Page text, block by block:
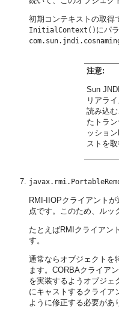
初期コンテキストの取得
InitialContext() にパ
注意:
Sun
リアラ
読み込
たトラ
ッショ
ストを取
RMI-IIOPクライアント
点です。このため、ルッ
たとえばRMIクライアン
す。
通常ならオブジェクトを
ます。CORBAクライア
を実装するようオブジェ
にキャストするクライア
ように修正する必要があ